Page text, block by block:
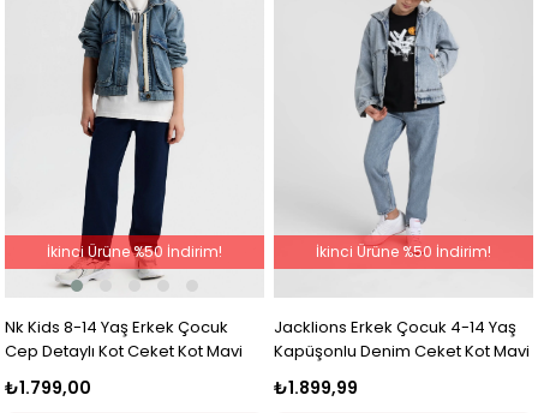
Nk Kids 8-14 Yaş Erkek Çocuk
Cep Detaylı Kot Ceket Kot Mavi
₺1.799,00
İkinci Ürüne %50 İndirim!
Jacklions Erkek Çocuk 4-14 Yaş
Kapüşonlu Denim Ceket Kot Mavi
₺1.899,99
İkinci Ürüne %50 İndirim!